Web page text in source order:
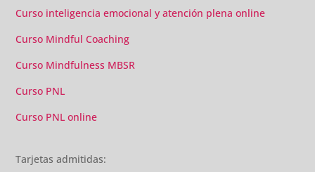
Curso inteligencia emocional y atención plena online
Curso Mindful Coaching
Curso Mindfulness MBSR
Curso PNL
Curso PNL online
Tarjetas admitidas: